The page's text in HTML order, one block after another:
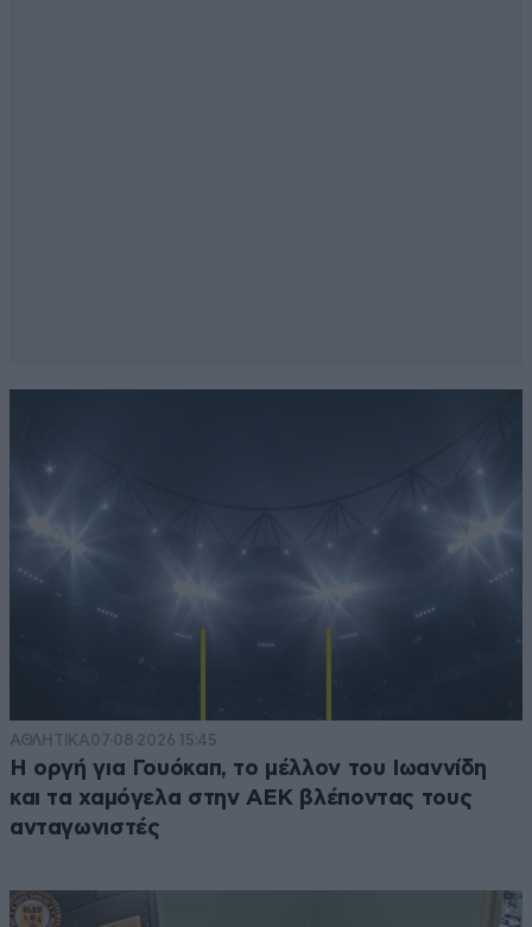
ΑΘΛΗΤΙΚΑ07·08·2026 15:45
Η οργή για Γουόκαπ, το μέλλον του Ιωαννίδη
και τα χαμόγελα στην ΑΕΚ βλέποντας τους
ανταγωνιστές